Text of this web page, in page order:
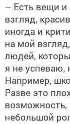
– Есть вещи
взгляд,
иногда и
на мой
людей,
я не успеваю,
Например,
Разве это
небольшой